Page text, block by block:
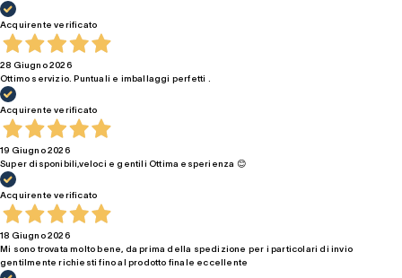
Acquirente verificato
28 Giugno 2026
Ottimo servizio. Puntuali e imballaggi perfetti .
Acquirente verificato
19 Giugno 2026
Super disponibili,veloci e gentili Ottima esperienza 😊
Acquirente verificato
18 Giugno 2026
Mi sono trovata molto bene, da prima della spedizione per i particolari di invio
gentilmente richiesti fino al prodotto finale eccellente